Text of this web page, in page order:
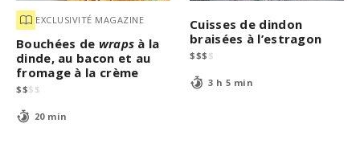
EXCLUSIVITÉ MAGAZINE
Bouchées de wraps à la
dinde, au bacon et au
fromage à la crème
$$$ $
20 min
Cuisses de dindon
braisées à l’estragon
$$$ $
3 h 5 min